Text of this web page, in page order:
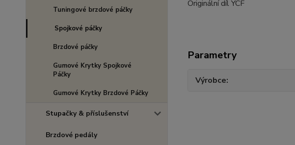
Tuningové brzdové páčky
Spojkové páčky
Brzdové páčky
Gumové Krytky Spojkové
Páčky
Gumové Krytky Brzdové Páčky
Stupačky & příslušenství
Brzdové pedály
Originální díl YCF
Parametry
Výrobce